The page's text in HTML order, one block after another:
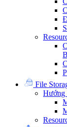
File
Hướng